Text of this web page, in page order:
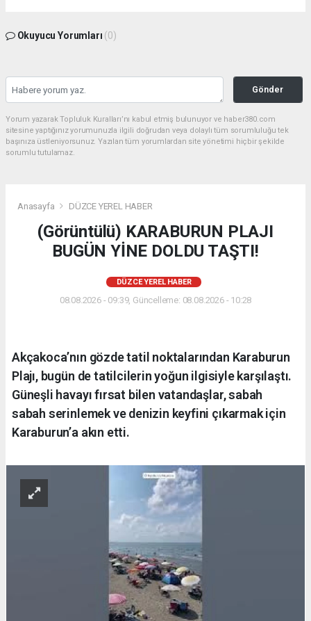
Okuyucu Yorumları (0)
Gönder
Yorum yazarak Topluluk Kuralları’nı kabul etmiş bulunuyor ve haber380.com
sitesine yaptığınız yorumunuzla ilgili doğrudan veya dolaylı tüm sorumluluğu tek
başınıza üstleniyorsunuz. Yazılan tüm yorumlardan site yönetimi hiçbir şekilde
sorumlu tutulamaz.
Anasayfa DÜZCE YEREL HABER
(Görüntülü) KARABURUN PLAJI
BUGÜN YİNE DOLDU TAŞTI!
DÜZCE YEREL HABER
08.08.2026 - 09:39, Güncelleme: 08.08.2026 - 10:28
Akçakoca’nın gözde tatil noktalarından Karaburun
Plajı, bugün de tatilcilerin yoğun ilgisiyle karşılaştı.
Güneşli havayı fırsat bilen vatandaşlar, sabah
sabah serinlemek ve denizin keyfini çıkarmak için
Karaburun’a akın etti.